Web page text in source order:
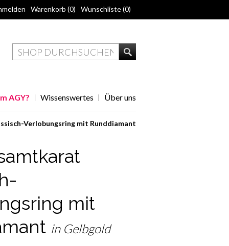
Warenkorb (0) Wunschliste(0)
Über uns
Wissenswertes
AGY?
Verlobungsring mit Runddiamant
mit
in Gelbgold